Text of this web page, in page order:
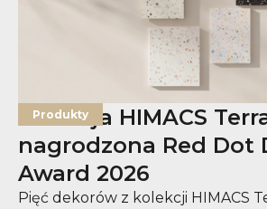
Produkty
Kolekcja HIMACS
nagrodzona Red Dot
Award 2026
Pięć dekorów z kolekcji HIMACS